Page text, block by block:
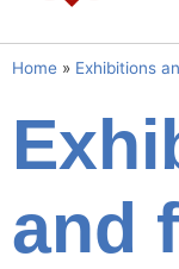
Home » Exhibitions
and